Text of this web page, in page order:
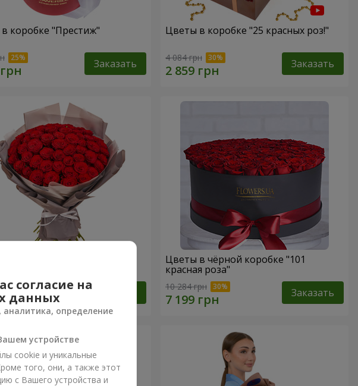
коробке "Престиж"
Заказать
Цветы в коробке "25 красных роз!"
4 084 грн Заказать
упаковке "51 красная роза" Цветы в чёрной коробке "101
красная роза"
10 284 грн Заказать
согласие на
данных
определение
устройстве
cookie и уникальные
того, они, а также этот
с Вашего устройства и